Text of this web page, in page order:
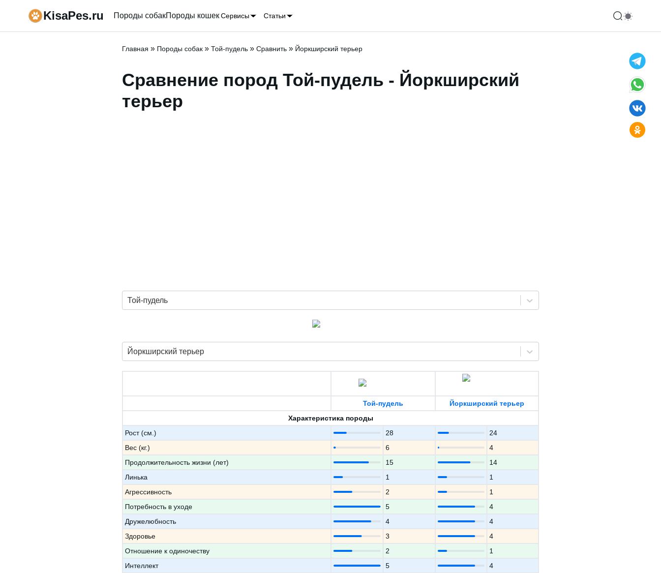
KisaPes.ru Породы собакПороды кошекСервисы Статьи
Главная » Породы собак » Той-пудель » Сравнить » Йоркширский терьер
Сравнение пород Той-пудель - Йоркширский
терьер
Той-пудель
Йоркширский терьер
Той-пудель
Йоркширский терьер
Характеристика породы
Рост (см.)
28
24
Вес (кг.)
6
4
Продолжительность жизни (лет)
15
14
Линька
1
1
Агрессивность
2
1
Потребность в уходе
5
4
Дружелюбность
4
4
Здоровье
3
4
Отношение к одиночеству
2
1
Интеллект
5
4